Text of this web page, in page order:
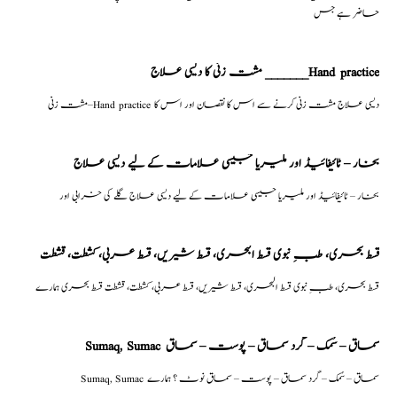
حاضر ہے جس
مشت زنی کا دیسی علاج _______Hand practice
مشت زنی–Hand practice دیسی علاج مشت زنی کرنے سے اس کا نقصان اور اس کا
بخار – ٹائیفائیڈ اور ملیریا جیسی علامات کے لیے دیسی علاج
بخار – ٹائیفائیڈ اور ملیریا جیسی علامات کے لیے دیسی علاج گلے کی خرابی اور
قسط بحری، طبِ نبوی قسط البحری، قسط شیریں، قسط عربی، كشطت، قشطت
قسط بحری، طبِ نبوی قسط البحری، قسط شیریں، قسط عربی، كشطت، قشطت قسط بحری ہمارے
Sumaq, Sumac سماق – سُمک – گرد سماق – پوست – سماق
Sumaq, Sumac سماق – سُمک – گرد سماق – پوست – سماق نوٹ ؟ ہمارے